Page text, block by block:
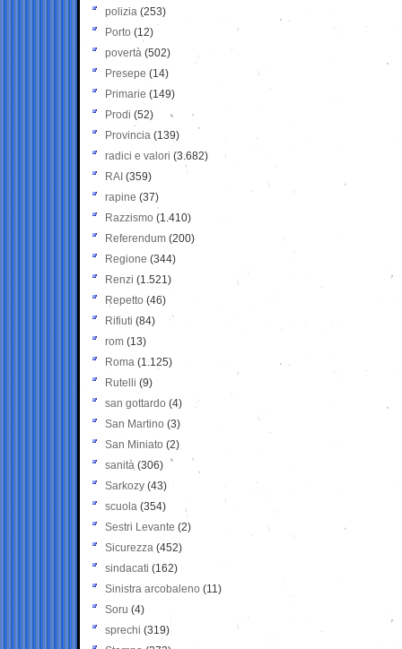
polizia (253)
Porto (12)
povertà (502)
Presepe (14)
Primarie (149)
Prodi (52)
Provincia (139)
radici e valori (3.682)
RAI (359)
rapine (37)
Razzismo (1.410)
Referendum (200)
Regione (344)
Renzi (1.521)
Repetto (46)
Rifiuti (84)
rom (13)
Roma (1.125)
Rutelli (9)
san gottardo (4)
San Martino (3)
San Miniato (2)
sanità (306)
Sarkozy (43)
scuola (354)
Sestri Levante (2)
Sicurezza (452)
sindacati (162)
Sinistra arcobaleno (11)
Soru (4)
sprechi (319)